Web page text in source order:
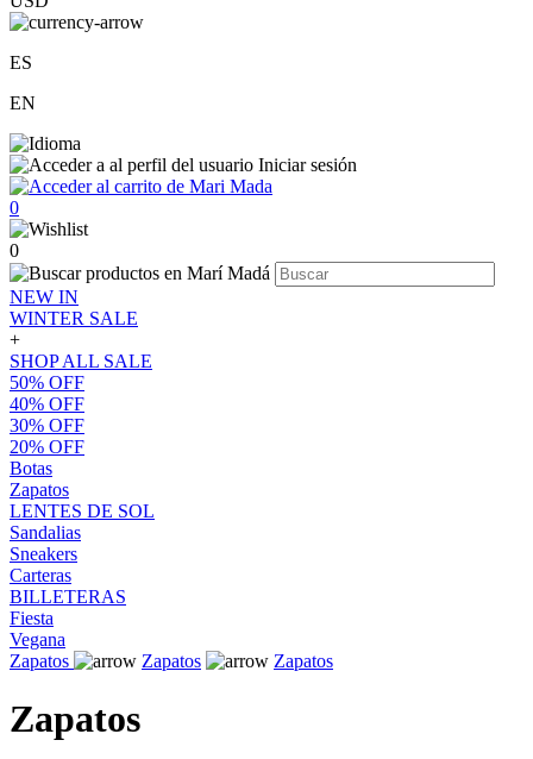
ES
EN
Iniciar sesión
0
0
NEW IN
WINTER SALE
+
SHOP ALL SALE
50% OFF
40% OFF
30% OFF
20% OFF
Botas
Zapatos
LENTES DE SOL
Sandalias
Sneakers
Carteras
BILLETERAS
Fiesta
Vegana
Zapatos
Zapatos Zapatos
Zapatos